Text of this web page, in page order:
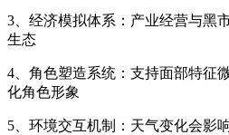
3、经济模拟体系：产业经营与黑
生态
4、角色塑造系统：支持面部特征
化角色形象
5、环境交互机制：天气变化会影